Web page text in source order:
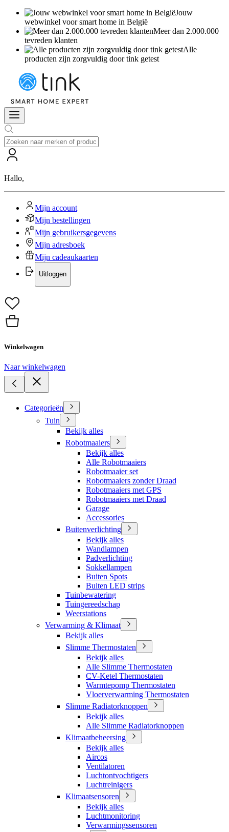
Jouw
webwinkel voor smart home in België
Meer dan 2.000.000
tevreden klanten
Alle
producten zijn zorgvuldig door tink getest
Hallo,
Mijn account
Mijn bestellingen
Mijn gebruikersgegevens
Mijn adresboek
Mijn cadeaukaarten
Uitloggen
Winkelwagen
Naar winkelwagen
Categorieën
Tuin
Bekijk alles
Robotmaaiers
Bekijk alles
Alle Robotmaaiers
Robotmaaier set
Robotmaaiers zonder Draad
Robotmaaiers met GPS
Robotmaaiers met Draad
Garage
Accessories
Buitenverlichting
Bekijk alles
Wandlampen
Padverlichting
Sokkellampen
Buiten Spots
Buiten LED strips
Tuinbewatering
Tuingereedschap
Weerstations
Verwarming & Klimaat
Bekijk alles
Slimme Thermostaten
Bekijk alles
Alle Slimme Thermostaten
CV-Ketel Thermostaten
Warmtepomp Thermostaten
Vloerverwarming Thermostaten
Slimme Radiatorknoppen
Bekijk alles
Alle Slimme Radiatorknoppen
Klimaatbeheersing
Bekijk alles
Aircos
Ventilatoren
Luchtontvochtigers
Luchtreinigers
Klimaatsensoren
Bekijk alles
Luchtmonitoring
Verwarmingssensoren